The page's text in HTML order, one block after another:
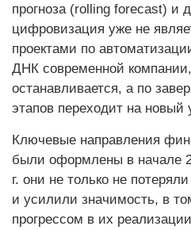
прогноза (rolling forecast) и
цифровизация уже не
проектами по
ДНК современной компании,
останавливается, а по
этапов переходит на новый
Ключевые направления
были оформлены в начале
г. они не только не
и усилили значимость, в
прогрессом в их